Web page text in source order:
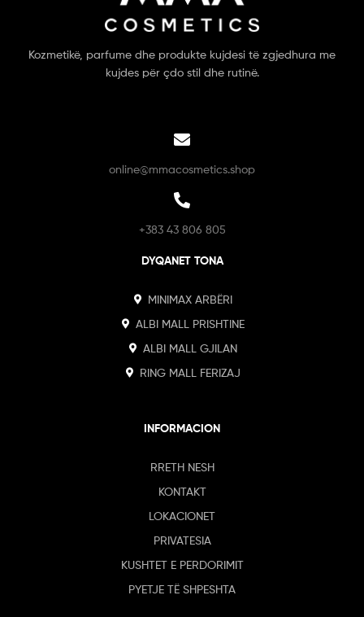
Kozmetikë, parfume dhe produkte kujdesi të zgjedhura me
kujdes për çdo stil dhe rutinë.
online@mmacosmetics.shop
+383 43 806 805
DYQANET TONA
MINIMAX ARBËRI
ALBI MALL PRISHTINE
ALBI MALL GJILAN
RING MALL FERIZAJ
INFORMACION
RRETH NESH
KONTAKT
LOKACIONET
PRIVATESIA
KUSHTET E PERDORIMIT
PYETJE TË SHPESHTA